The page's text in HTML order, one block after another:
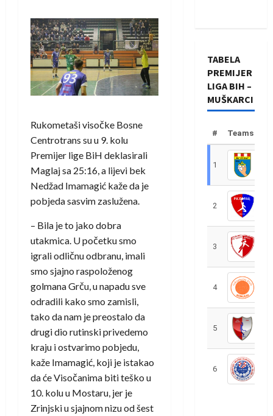
Rukometaši visočke Bosne
Centrotrans su u 9. kolu
Premijer lige BiH deklasirali
Maglaj sa 25:16, a lijevi bek
Nedžad Imamagić kaže da je
pobjeda sasvim zaslužena.
– Bila je to jako dobra
utakmica. U početku smo
igrali odličnu odbranu, imali
smo sjajno raspoloženog
golmana Grču, u napadu sve
odradili kako smo zamisli,
tako da nam je preostalo da
drugi dio rutinski privedemo
kraju i ostvarimo pobjedu,
kaže Imamagić, koji je istakao
da će Visočanima biti teško u
10. kolu u Mostaru, jer je
Zrinjski u sjajnom nizu od šest
TABELA
PREMIJER
LIGA BIH –
MUŠKARCI
# Teams
1
2
3
4
5
6